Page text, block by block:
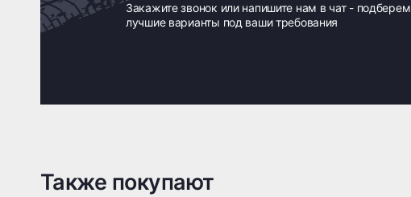
Закажите звонок или напишите нам в чат - подберем
лучшие варианты под ваши требования
Также покупают